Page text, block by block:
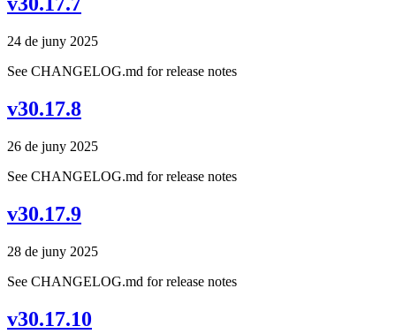
24 de juny 2025
See CHANGELOG.md for release notes
v30.17.8
26 de juny 2025
See CHANGELOG.md for release notes
v30.17.9
28 de juny 2025
See CHANGELOG.md for release notes
v30.17.10